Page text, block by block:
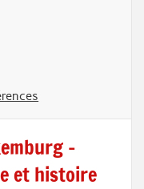
–
et histoire